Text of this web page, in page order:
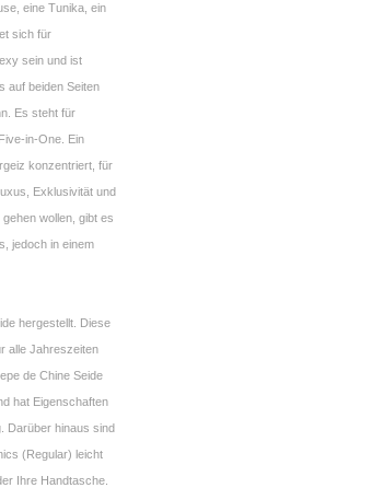
eine Tunika, ein
sich für
sein und ist
auf beiden Seiten
Es steht für
in-One. Ein
konzentriert, für
Exklusivität und
wollen, gibt es
jedoch in einem
hergestellt. Diese
alle Jahreszeiten
de Chine Seide
hat Eigenschaften
Darüber hinaus sind
(Regular) leicht
Ihre Handtasche.